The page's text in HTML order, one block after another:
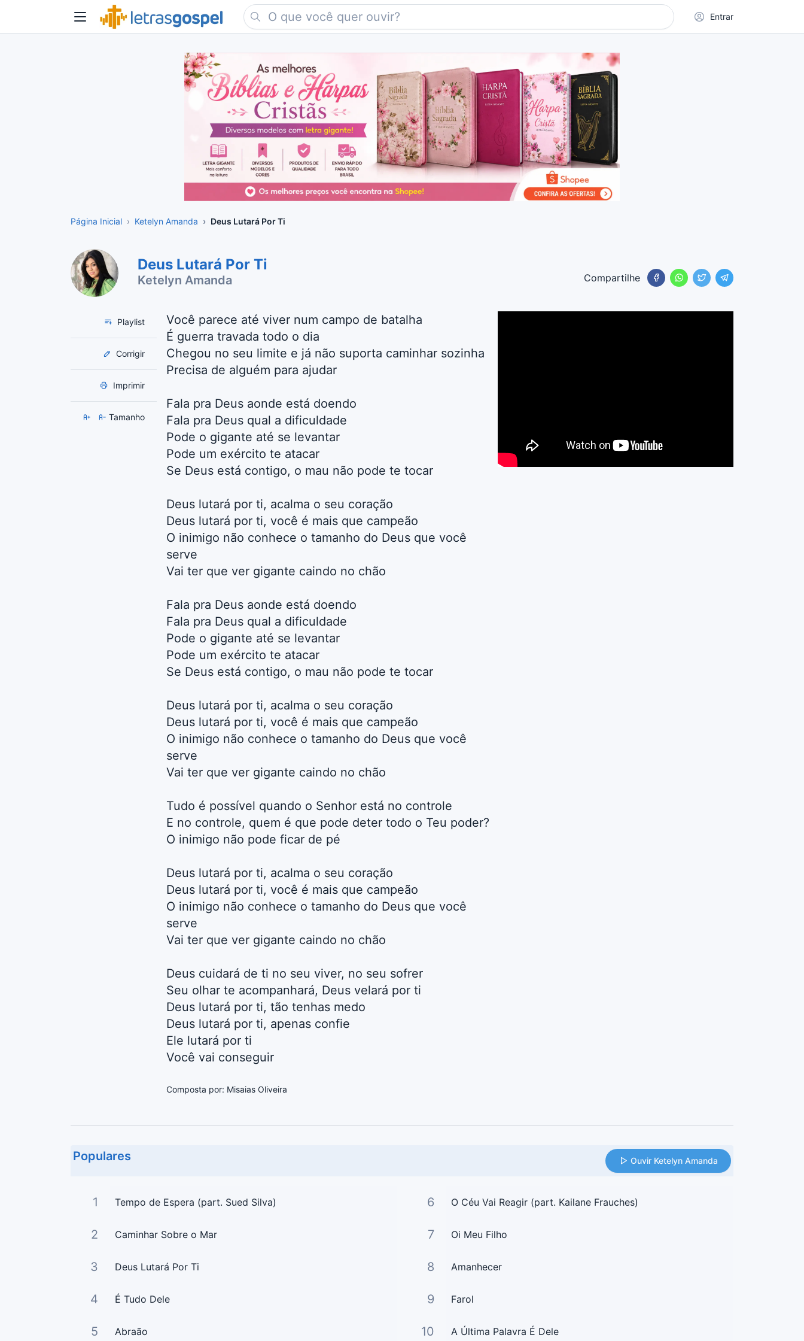
Entrar
Página Inicial Ketelyn Amanda Deus Lutará Por Ti
Deus Lutará Por Ti
Ketelyn Amanda Compartilhe
Playlist
Corrigir
Imprimir
Tamanho
Você parece até viver num campo de batalha
É guerra travada todo o dia
Chegou no seu limite e já não suporta caminhar sozinha
Precisa de alguém para ajudar
Fala pra Deus aonde está doendo
Fala pra Deus qual a dificuldade
Pode o gigante até se levantar
Pode um exército te atacar
Se Deus está contigo, o mau não pode te tocar
Deus lutará por ti, acalma o seu coração
Deus lutará por ti, você é mais que campeão
O inimigo não conhece o tamanho do Deus que você
serve
Vai ter que ver gigante caindo no chão
Fala pra Deus aonde está doendo
Fala pra Deus qual a dificuldade
Pode o gigante até se levantar
Pode um exército te atacar
Se Deus está contigo, o mau não pode te tocar
Deus lutará por ti, acalma o seu coração
Deus lutará por ti, você é mais que campeão
O inimigo não conhece o tamanho do Deus que você
serve
Vai ter que ver gigante caindo no chão
Tudo é possível quando o Senhor está no controle
E no controle, quem é que pode deter todo o Teu poder?
O inimigo não pode ficar de pé
Deus lutará por ti, acalma o seu coração
Deus lutará por ti, você é mais que campeão
O inimigo não conhece o tamanho do Deus que você
serve
Vai ter que ver gigante caindo no chão
Deus cuidará de ti no seu viver, no seu sofrer
Seu olhar te acompanhará, Deus velará por ti
Deus lutará por ti, tão tenhas medo
Deus lutará por ti, apenas confie
Ele lutará por ti
Você vai conseguir
Composta por: Misaias Oliveira
Populares Ouvir Ketelyn Amanda
1 Tempo de Espera (part. Sued Silva)
2 Caminhar Sobre o Mar
3 Deus Lutará Por Ti
4 É Tudo Dele
5 Abraão
6 O Céu Vai Reagir (part. Kailane Frauches)
7 Oi Meu Filho
8 Amanhecer
9 Farol
10 A Última Palavra É Dele